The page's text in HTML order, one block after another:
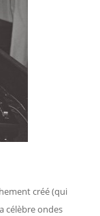
créé (qui
célèbre ondes